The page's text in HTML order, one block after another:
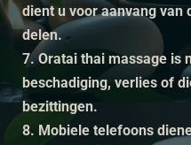
dient u voor aanvang van
delen.
7. Oratai thai massage is
beschadiging, verlies of
bezittingen.
8. Mobiele telefoons